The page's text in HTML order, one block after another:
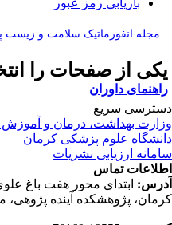
بازیابی رمز عبور
مجله انفورماتیک سلامت و زیست
از صفحات را
داوران
سریع
بهداشت، درمان و آموزش
علوم پزشکی کرمان
ارزیابی نشریات
تماس
ابتدای محور هفت باغ
پژوهشکده آینده پژوهی،